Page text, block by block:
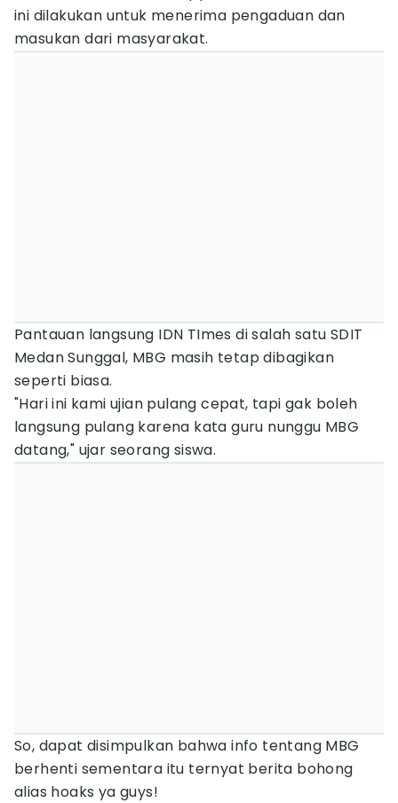
ini dilakukan untuk menerima pengaduan dan
masukan dari masyarakat.
Pantauan langsung IDN TImes di salah satu SDIT
Medan Sunggal, MBG masih tetap dibagikan
seperti biasa.
"Hari ini kami ujian pulang cepat, tapi gak boleh
langsung pulang karena kata guru nunggu MBG
datang," ujar seorang siswa.
So, dapat disimpulkan bahwa info tentang MBG
berhenti sementara itu ternyat berita bohong
alias hoaks ya guys!